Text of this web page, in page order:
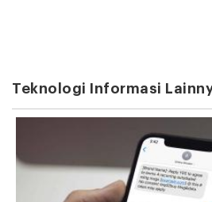
Teknologi Informasi